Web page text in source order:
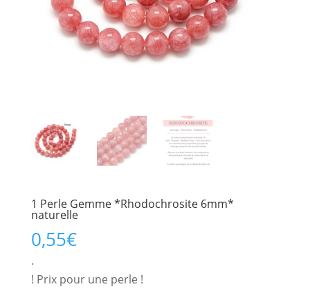
1 Perle Gemme *Rhodochrosite 6mm*
naturelle
0,55€
.
! Prix pour une perle !